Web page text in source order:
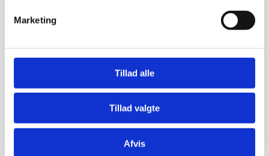
Marketing
Tillad alle
Tillad valgte
Afvis
Garcon herrebuks i sort m/smalle ben
Herrebukser med smalle ben, god stretch og lav
359,95kr.